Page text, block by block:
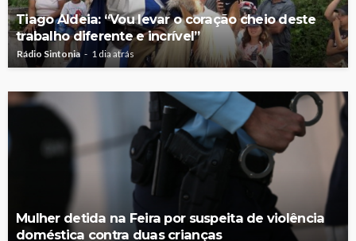
Tiago Aldeia: “Vou levar o coração cheio deste
trabalho diferente e incrível”
Rádio Sintonia 1 dia atrás
Mulher detida na Feira por suspeita de violência
doméstica contra duas crianças